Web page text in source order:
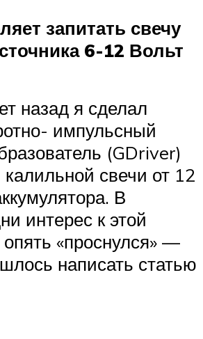
запитать свечу
6-12 Вольт
назад я сделал
импульсный
(GDriver)
свечи от 12
В
интерес к этой
опять «проснулся» —
написать статью